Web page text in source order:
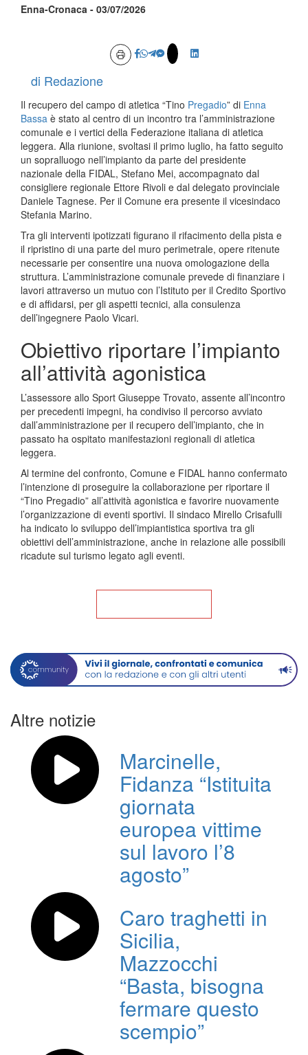
Enna-Cronaca - 03/07/2026
di Redazione
Il recupero del campo di atletica “Tino Pregadio” di Enna
Bassa è stato al centro di un incontro tra l’amministrazione
comunale e i vertici della Federazione italiana di atletica
leggera. Alla riunione, svoltasi il primo luglio, ha fatto seguito
un sopralluogo nell’impianto da parte del presidente
nazionale della FIDAL, Stefano Mei, accompagnato dal
consigliere regionale Ettore Rivoli e dal delegato provinciale
Daniele Tagnese. Per il Comune era presente il vicesindaco
Stefania Marino.
Tra gli interventi ipotizzati figurano il rifacimento della pista e
il ripristino di una parte del muro perimetrale, opere ritenute
necessarie per consentire una nuova omologazione della
struttura. L’amministrazione comunale prevede di finanziare i
lavori attraverso un mutuo con l’Istituto per il Credito Sportivo
e di affidarsi, per gli aspetti tecnici, alla consulenza
dell’ingegnere Paolo Vicari.
Obiettivo riportare l’impianto
all’attività agonistica
L’assessore allo Sport Giuseppe Trovato, assente all’incontro
per precedenti impegni, ha condiviso il percorso avviato
dall’amministrazione per il recupero dell’impianto, che in
passato ha ospitato manifestazioni regionali di atletica
leggera.
Al termine del confronto, Comune e FIDAL hanno confermato
l’intenzione di proseguire la collaborazione per riportare il
“Tino Pregadio” all’attività agonistica e favorire nuovamente
l’organizzazione di eventi sportivi. Il sindaco Mirello Crisafulli
ha indicato lo sviluppo dell’impiantistica sportiva tra gli
obiettivi dell’amministrazione, anche in relazione alle possibili
ricadute sul turismo legato agli eventi.
Altre notizie
Marcinelle,
Fidanza “Istituita
giornata
europea vittime
sul lavoro l’8
agosto”
Caro traghetti in
Sicilia,
Mazzocchi
“Basta, bisogna
fermare questo
scempio”